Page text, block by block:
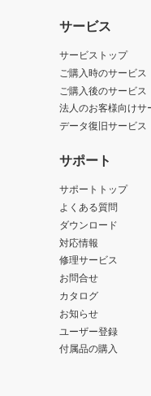
サービス
サービストップ
ご購入時のサービス
ご購入後のサービス
法人のお客様向けサ
データ復旧サービス
サポート
サポートトップ
よくある質問
ダウンロード
対応情報
修理サービス
お問合せ
カタログ
お知らせ
ユーザー登録
付属品の購入